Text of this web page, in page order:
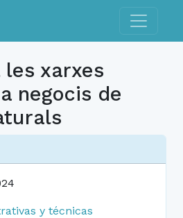
Toggle
xarxes
negocis de
y técnicas